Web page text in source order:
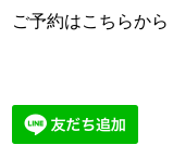
ご予約はこちらから